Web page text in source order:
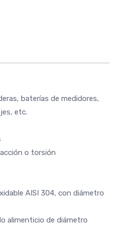
baterías de medidores,
etc.
o torsión
AISI 304, con diámetro
alimenticio de diámetro